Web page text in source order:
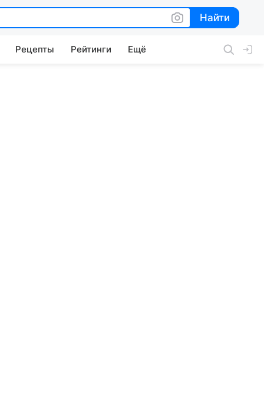
Найти
Найти
Рецепты Рейтинги Ещё